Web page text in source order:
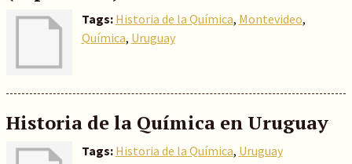
Tags: Historia de la Química, Montevideo,
Química, Uruguay
Historia de la Química en Uruguay
Tags: Historia de la Química, Uruguay